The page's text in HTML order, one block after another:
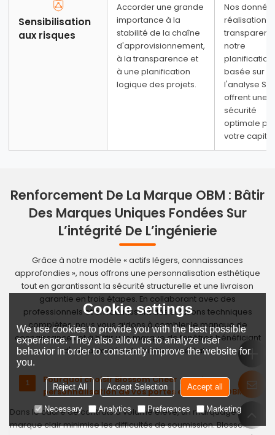
6. Canaux de vente prévus
Plan d'investissement et de croissance
salle d'exposition et les opérations ?
8. Projection de croissance (objectif sur 12
mois)
Veuillez estimer le volume de vos unités ou de votre
projet pour la première année.
De quel soutien spécifique avez-vous le plus
besoin ? (Technique, marketing ou formation)
Sensibilisation
aux risques
Accorder une grande
importance à la
stabilité de la chaîne
d'approvisionnement,
à la transparence et
à une planification
logique des projets.
Nos
réalisation
notre
planification
basée sur
l'analyse
offrent une
sécurité
optimale
votre
Renforcement De La Marque OBM : Bâtir
Des Marques Uniques Fondées Sur
L’intégrité De L’ingénierie
Grâce à notre modèle « actifs légers, connaissances
approfondies », nous offrons une personnalisation esthétique
tout en garantissant la sécurité structurelle et une livraison
garantie en trois étapes. En collaborant avec des
professionnels et en fournissant des solutions techniques
complètes, nous vous aidons à combler le manque de
connaissances et à bâtir une marque de fenêtres bénéficiant
d'une autorité industrielle immédiate.
Pourquoi choisir Blossom Cheer pour la
personnalisation de vos portes et fenêtres OBM ?
Dans le cadre de contrats à volume élevé, un marquage de
marque clair minimise les difficultés de soumission. Blossom
Cookie settings
We use cookies to provide you with the best possible
experience. They also allow us to analyze user
behavior in order to constantly improve the website for
you.
Reject All Accept Selection Accept all
Necessary Analytics Preferences Marketing